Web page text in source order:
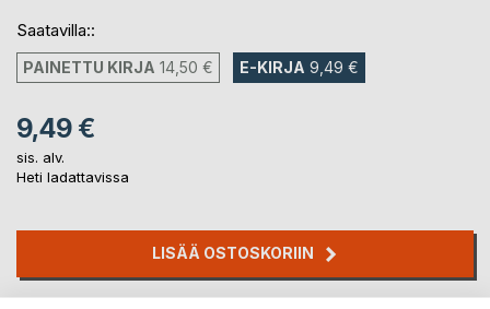
Saatavilla::
PAINETTU KIRJA 14,50 € E-KIRJA 9,49 €
9,49 €
sis. alv.
Heti ladattavissa
LISÄÄ OSTOSKORIIN